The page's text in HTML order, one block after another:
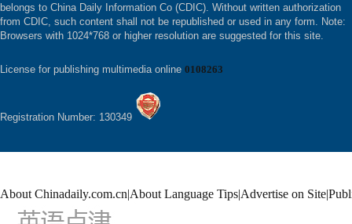
belongs to China Daily Information Co (CDIC). Without written authorization
from CDIC, such content shall not be republished or used in any form. Note:
Browsers with 1024*768 or higher resolution are suggested for this site.
License for publishing multimedia online 0108263
Registration Number: 130349
About Chinadaily.com.cn|About Language Tips|Advertise on Site|